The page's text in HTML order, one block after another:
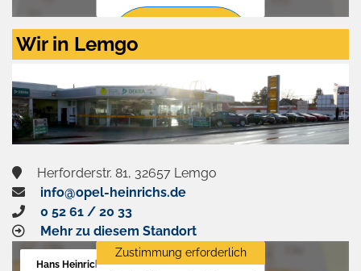
Zustimmen
aktivieren
Wir in Lemgo
Herforderstr. 81, 32657 Lemgo
info@opel-heinrichs.de
0 52 61 / 20 33
Mehr zu diesem Standort
Hans Heinrichs GmbH
Zustimmung erforderlich